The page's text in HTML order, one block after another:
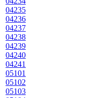
04235
04236
04237
04238
04239
04240
04241
05101
05102
05103